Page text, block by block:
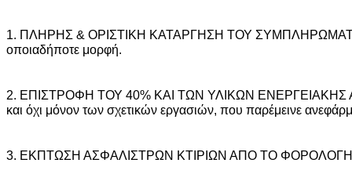
1. ΠΛΗΡΗΣ & ΟΡΙΣΤΙΚΗ ΚΑΤΑΡΓΗΣΗ ΤΟΥ
οποιαδήποτε μορφή.
2. ΕΠΙΣΤΡΟΦΗ ΤΟΥ 40% ΚΑΙ ΤΩΝ ΥΛΙΚΩΝ ΕΝΕΡΓΕΙΑΚΗΣ
και όχι μόνον των σχετικών εργασιών, που παρέμεινε
3. ΕΚΠΤΩΣΗ ΑΣΦΑΛΙΣΤΡΩΝ ΚΤΙΡΙΩΝ ΑΠΟ ΤΟ